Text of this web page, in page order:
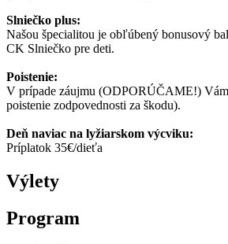
Slniečko plus:
Našou špecialitou je obľúbený bonusový
CK Slniečko pre deti.
Poistenie:
V prípade záujmu (ODPORÚČAME!) Vám
poistenie zodpovednosti za škodu).
Deň naviac na lyžiarskom výcviku:
Príplatok 35€/dieťa
Výlety
Program